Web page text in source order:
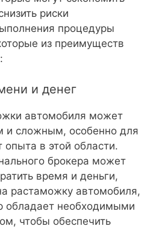
риски
процедуры
из преимуществ
и денег
автомобиля может
и сложным, особенно для
опыта в этой области.
брокера может
время и деньги,
растаможку автомобиля,
обладает необходимыми
чтобы обеспечить